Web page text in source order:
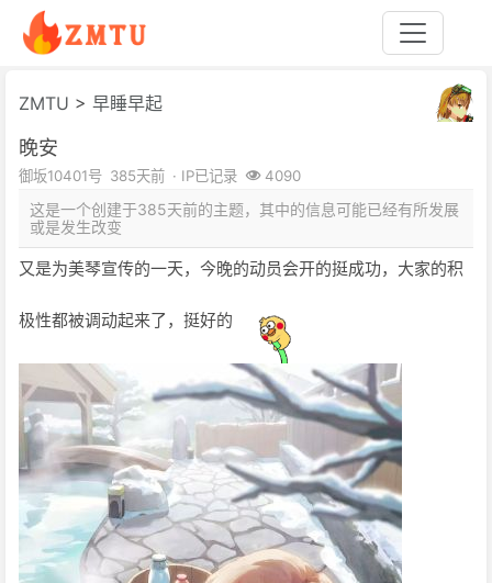
ZMTU > 早睡早起
晚安
御坂10401号 385天前 · IP已记录 4090
这是一个创建于385天前的主题，其中的信息可能已经有所发展
或是发生改变
又是为美琴宣传的一天，今晚的动员会开的挺成功，大家的积
极性都被调动起来了，挺好的